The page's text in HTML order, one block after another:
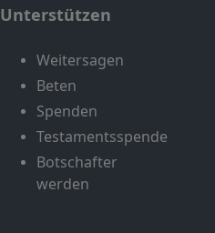
Unterstützen
Weitersagen
Beten
Spenden
Testamentsspende
Botschafter
werden